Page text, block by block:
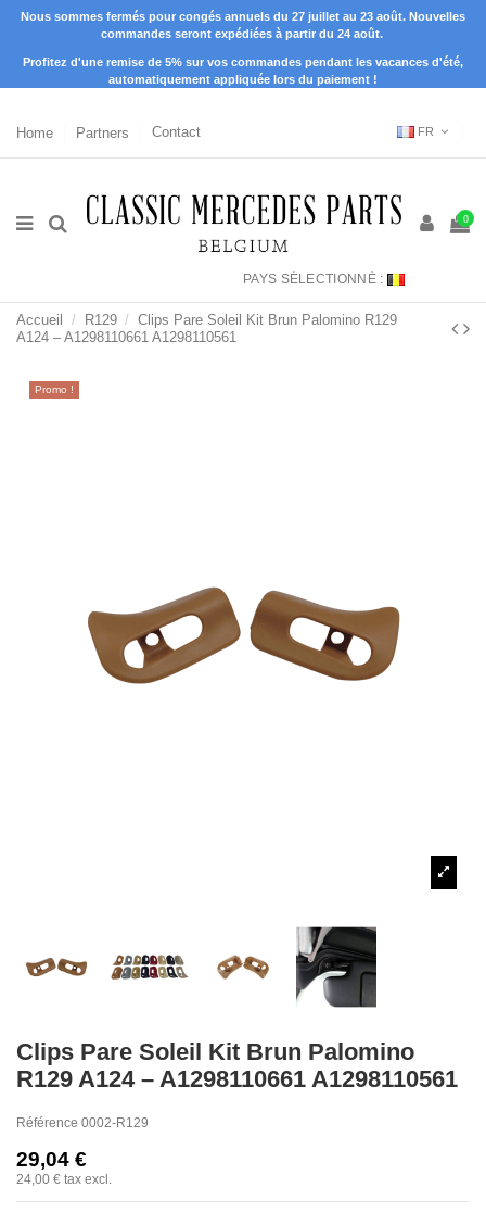
Nous sommes fermés pour congés annuels du 27 juillet au 23 août. Nouvelles
commandes seront expédiées à partir du 24 août.
Profitez d'une remise de 5% sur vos commandes pendant les vacances d'été,
automatiquement appliquée lors du paiement !
Home Partners Contact FR
0
PAYS SÉLECTIONNÉ :
Accueil R129
Clips Pare Soleil Kit Brun Palomino R129
A124 – A1298110661 A1298110561
Promo !
Clips Pare Soleil Kit Brun Palomino
R129 A124 – A1298110661 A1298110561
Référence 0002-R129
29,04 €
24,00 € tax excl.